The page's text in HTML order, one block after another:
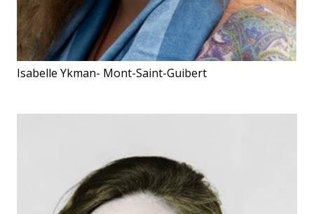
Isabelle Ykman- Mont-Saint-Guibert